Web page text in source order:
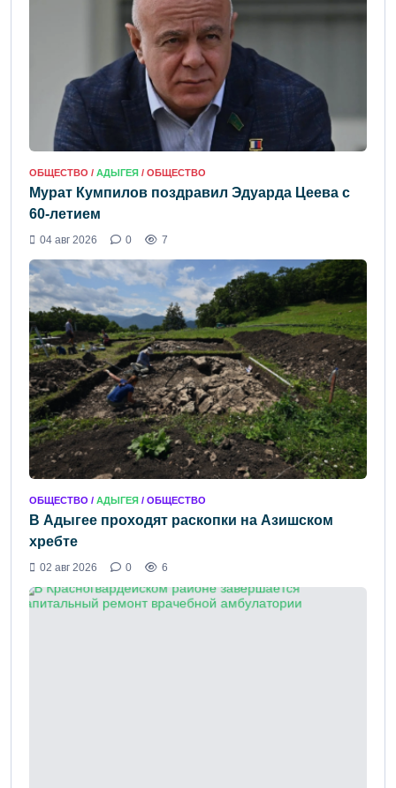
ОБЩЕСТВО / АДЫГЕЯ / ОБЩЕСТВО
Мурат Кумпилов поздравил Эдуарда Цеева с
60-летием
04 авг 2026 0 7
ОБЩЕСТВО / АДЫГЕЯ / ОБЩЕСТВО
В Адыгее проходят раскопки на Азишском
хребте
02 авг 2026 0 6